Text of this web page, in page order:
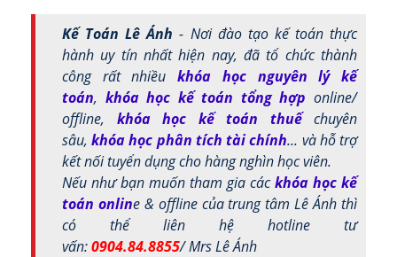
Kế Toán Lê Ánh - Nơi đào tạo kế toán thực
hành uy tín nhất hiện nay, đã tổ chức thành
công rất nhiềukhóa học nguyên lý kế
toán, khóa học kế toán tổng hợp online/
offline, khóa học kế toán thuếchuyên
sâu,khóa học phân tích tài chính... và hỗ trợ
kết nối tuyển dụng cho hàng nghìn học viên.
Nếu như bạn muốn tham gia cáckhóa học kế
toán online & offline của trung tâm Lê Ánh thì
có thể liên hệ hotline tư
vấn:0904.84.8855/ Mrs Lê Ánh